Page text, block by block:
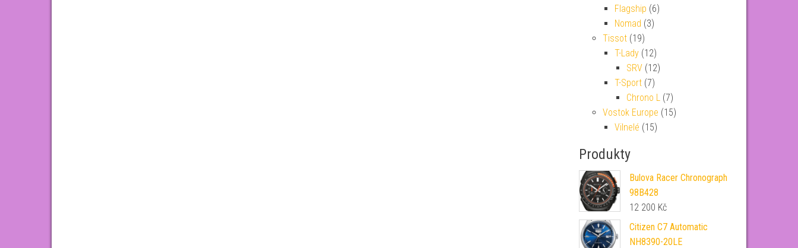
Flagship (6)
Nomad (3)
Tissot (19)
T-Lady (12)
SRV (12)
T-Sport (7)
Chrono L (7)
Vostok Europe (15)
Vilnelé (15)
Produkty
Bulova Racer Chronograph
98B428
12 200 Kč
Citizen C7 Automatic
NH8390-20LE